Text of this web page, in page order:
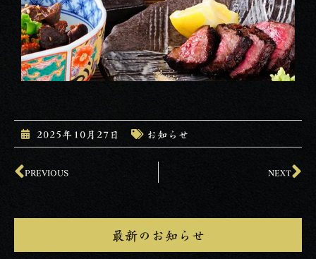
2025年10月27日 お知らせ
PREVIOUS NEXT
最新のお知らせ